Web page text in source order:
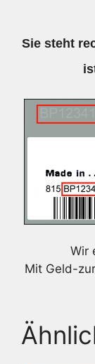
Sie steht
Wir
Mit Geld-